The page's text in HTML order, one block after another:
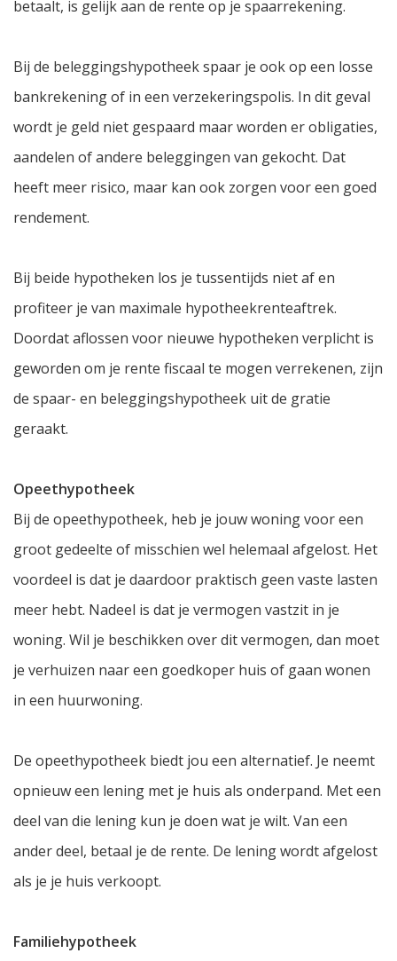
betaalt, is gelijk aan de rente op je spaarrekening.
Bij de beleggingshypotheek spaar je ook op een losse
bankrekening of in een verzekeringspolis. In dit geval
wordt je geld niet gespaard maar worden er obligaties,
aandelen of andere beleggingen van gekocht. Dat
heeft meer risico, maar kan ook zorgen voor een goed
rendement.
Bij beide hypotheken los je tussentijds niet af en
profiteer je van maximale hypotheekrenteaftrek.
Doordat aflossen voor nieuwe hypotheken verplicht is
geworden om je rente fiscaal te mogen verrekenen, zijn
de spaar- en beleggingshypotheek uit de gratie
geraakt.
Opeethypotheek
Bij de opeethypotheek, heb je jouw woning voor een
groot gedeelte of misschien wel helemaal afgelost. Het
voordeel is dat je daardoor praktisch geen vaste lasten
meer hebt. Nadeel is dat je vermogen vastzit in je
woning. Wil je beschikken over dit vermogen, dan moet
je verhuizen naar een goedkoper huis of gaan wonen
in een huurwoning.
De opeethypotheek biedt jou een alternatief. Je neemt
opnieuw een lening met je huis als onderpand. Met een
deel van die lening kun je doen wat je wilt. Van een
ander deel, betaal je de rente. De lening wordt afgelost
als je je huis verkoopt.
Familiehypotheek